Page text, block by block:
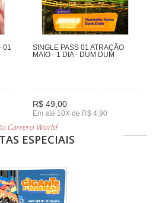
01
SINGLE PASS 01 ATRAÇÃO
MAIO - 1 DIA - DUM DUM
R$ 49,00
Em até 10X de R$ 4,90
Carrero World
ESPECIAIS